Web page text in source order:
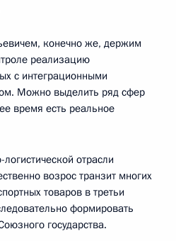
конечно же, держим
реализацию
с интеграционными
Можно выделить ряд сфер
время есть реальное
отрасли
возрос транзит многих
товаров в третьи
формировать
государства.